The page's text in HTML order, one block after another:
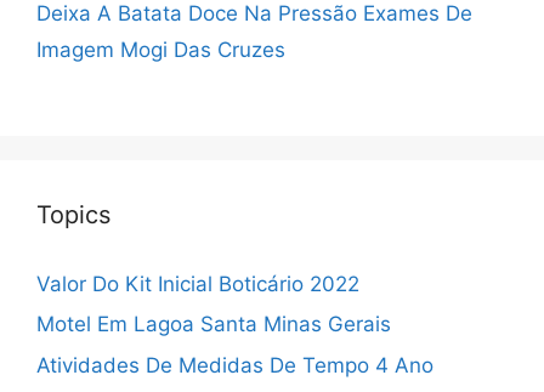
Deixa A Batata Doce Na Pressão Exames De
Imagem Mogi Das Cruzes
Topics
Valor Do Kit Inicial Boticário 2022
Motel Em Lagoa Santa Minas Gerais
Atividades De Medidas De Tempo 4 Ano